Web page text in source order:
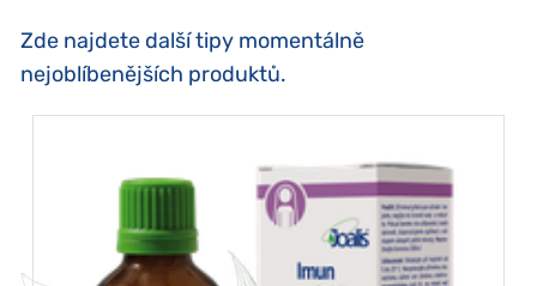
Zde najdete další tipy momentálně
nejoblíbenějších produktů.